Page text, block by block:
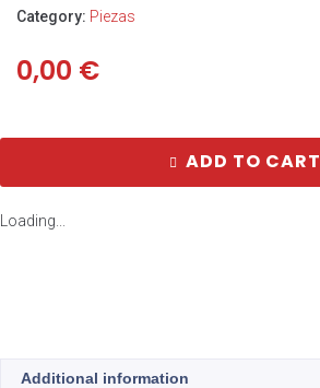
Category: Piezas
0,00 €
ADD TO CART
Loading...
Additional information